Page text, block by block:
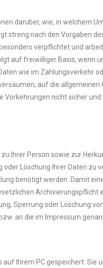
darüber, wie, in welchem
streng nach den Vorgaben
verpflichtet und
auf freiwilliger Basis, wenn
wie im Zahlungsverkehr
auf die
Vorkehrungen nicht sicher
Ihrer Person sowie zur
Löschung Ihrer Daten zu
benötigt werden. Damit
Archivierungspflicht
Sperrung oder Löschung
an die im Impressum
Ihrem PC gespeichert. Sie